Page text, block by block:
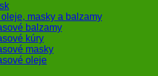
masky a balzamy
balzamy
kúry
masky
oleje